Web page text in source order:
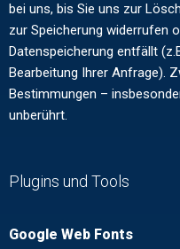
bei uns, bis Sie uns zur
zur Speicherung widerrufen
Datenspeicherung entfällt
Bearbeitung Ihrer Anfrage).
Bestimmungen –
unberührt.
Plugins und Tools
Google Web Fonts